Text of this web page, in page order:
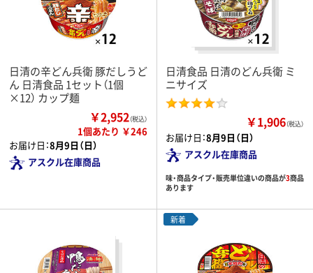
日清の辛どん兵衛 豚だしうど
ん 日清食品 1セット（1個
×12） カップ麺
￥2,952（税込）
1個あたり ￥246
お届け日：8月9日（日）
アスクル在庫商品
日清食品 日清のどん兵衛 ミ
ニサイズ
￥1,906（税込）
お届け日：8月9日（日）
アスクル在庫商品
味・商品タイプ・販売単位違いの商品が3商品
あります
新着